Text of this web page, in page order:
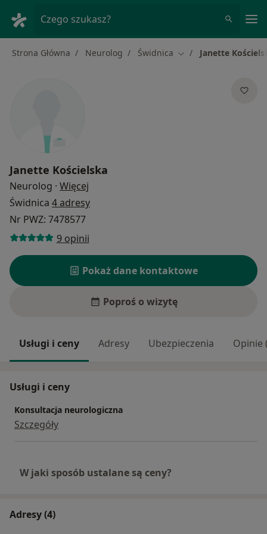
Czego szukasz?
Strona Główna Neurolog Świdnica Zmień miasto
Janette
Janette Kościelska
Neurolog · Więcej
Świdnica 4 adresy
Nr PWZ: 7478577
9 opinii
Pokaż dane kontaktowe
Poproś o wizytę
Usługi i ceny Adresy Ubezpieczenia Opinie
Usługi i ceny
Konsultacja neurologiczna
Szczegóły
W jaki sposób ustalane są ceny?
Adresy (4)